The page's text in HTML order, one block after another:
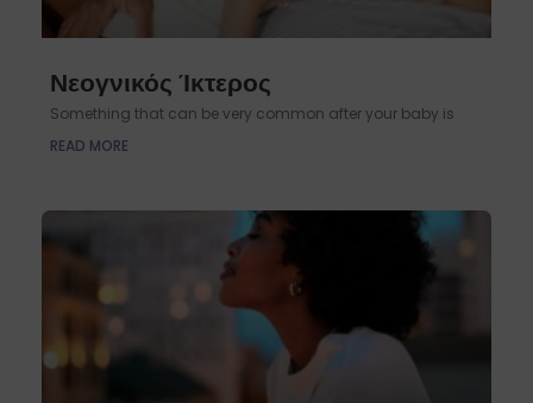
Νεογνικός Ίκτερος
Something that can be very common after your baby is
READ MORE